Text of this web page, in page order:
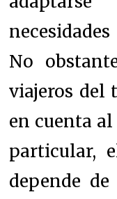
No
viajeros del
en cuenta
particular,
depende